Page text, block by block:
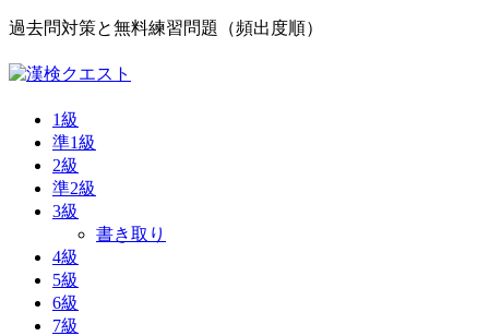
過去問対策と無料練習問題（頻出度順）
1級
準1級
2級
準2級
3級
書き取り
4級
5級
6級
7級